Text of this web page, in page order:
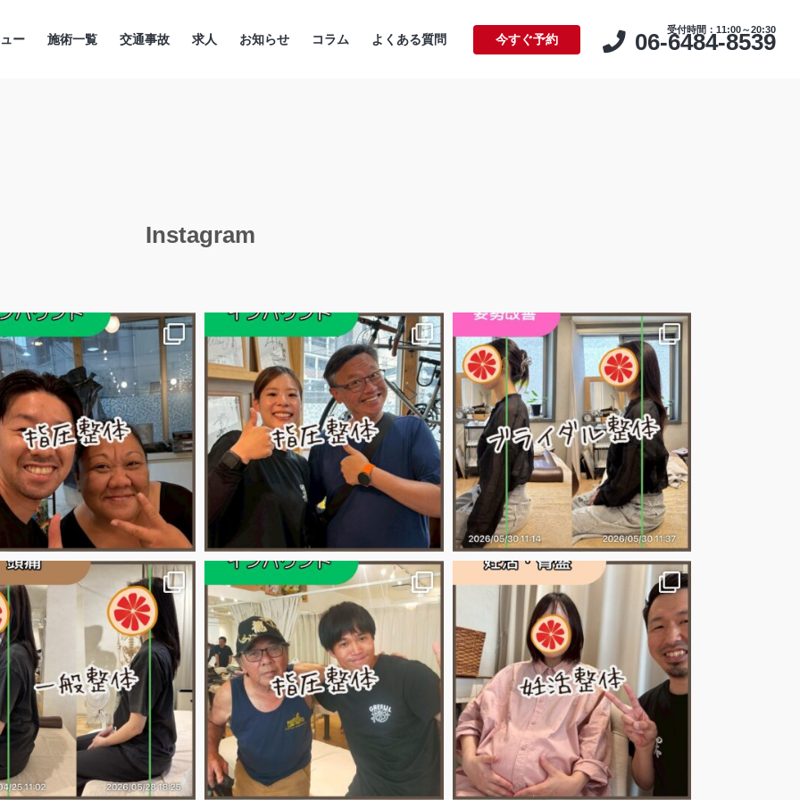
ー 施術一覧 交通事故 求人 お知らせ コラム よくある質問 今すぐ予約
受付時間：11:00～20:30
06-6484-8539
Instagram